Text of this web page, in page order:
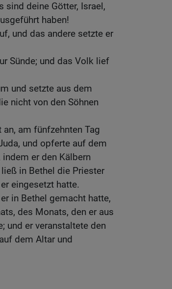
sind deine Götter, Israel,
haben!
und das andere setzte er
Sünde; und das Volk lief
und setzte aus dem
nicht von den Söhnen
am fünfzehnten Tag
und opferte auf dem
er den Kälbern
in Bethel die Priester
eingesetzt hatte.
in Bethel gemacht hatte,
des Monats, den er aus
und er veranstaltete den
dem Altar und